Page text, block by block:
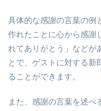
具体的な感謝の言葉の例
作れたことに心から感謝
れてありがとう」などが
とで、ゲストに対する新
ることができます。
また、感謝の言葉を述べ